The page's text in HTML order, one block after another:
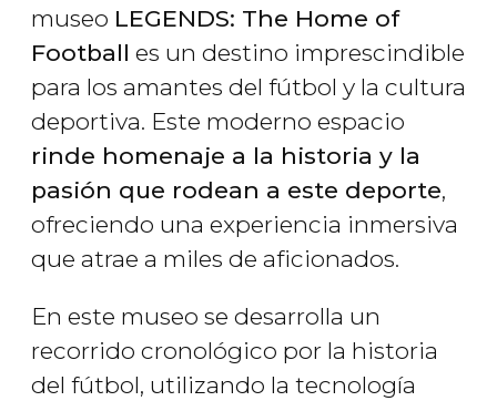
museo LEGENDS: The Home of
Football es un destino imprescindible
para los amantes del fútbol y la cultura
deportiva. Este moderno espacio
rinde homenaje a la historia y la
pasión que rodean a este deporte,
ofreciendo una experiencia inmersiva
que atrae a miles de aficionados.
En este museo se desarrolla un
recorrido cronológico por la historia
del fútbol, utilizando la tecnología